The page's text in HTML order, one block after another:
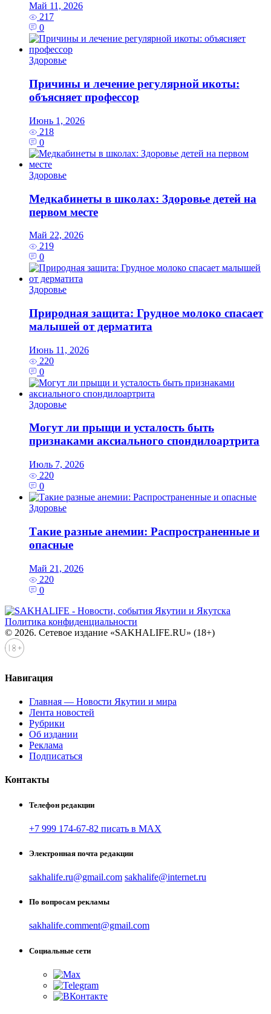
Май 11, 2026
217
0
Здоровье
Причины и лечение регулярной икоты:
объясняет профессор
Июнь 1, 2026
218
0
Здоровье
Медкабинеты в школах: Здоровье детей на
первом месте
Май 22, 2026
219
0
Здоровье
Природная защита: Грудное молоко спасает
малышей от дерматита
Июнь 11, 2026
220
0
Здоровье
Могут ли прыщи и усталость быть
признаками аксиального спондилоартрита
Июль 7, 2026
220
0
Здоровье
Такие разные анемии: Распространенные и
опасные
Май 21, 2026
220
0
Политика конфиденциальности
© 2026. Сетевое издание «SAKHALIFE.RU» (18+)
Навигация
Главная — Новости Якутии и мира
Лента новостей
Рубрики
Об издании
Реклама
Подписаться
Контакты
Телефон редакции
+7 999 174-67-82 писать в MAX
Электронная почта редакции
sakhalife.ru@gmail.com sakhalife@internet.ru
По вопросам рекламы
sakhalife.comment@gmail.com
Социальные сети